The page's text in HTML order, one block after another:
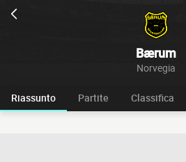
Bærum
Norvegia
Riassunto Partite Classifica